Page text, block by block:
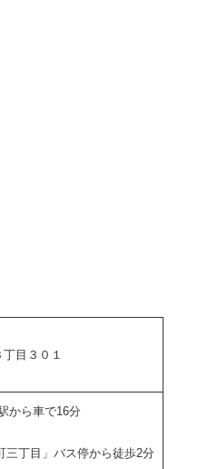
目３０１
から車で16分
三丁目」バス停から徒歩2分